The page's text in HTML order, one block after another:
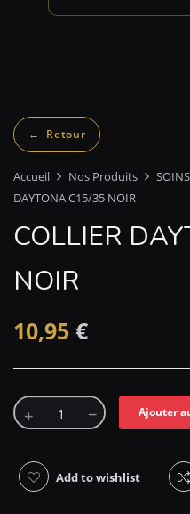
Accueil Nos Produits
DAYTONA C15/35 NOIR
COLLIER
NOIR
10,95 €
Ajouter
Add to wishlist